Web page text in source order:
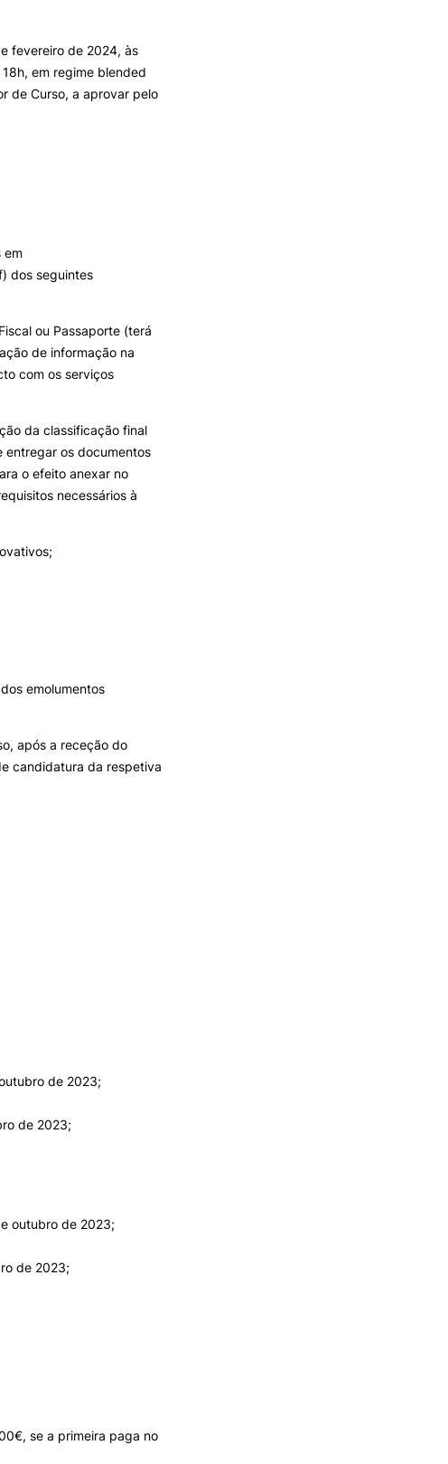
fevereiro de 2024, às
em regime blended
de Curso, a aprovar pelo
em
dos seguintes
ou Passaporte (terá
de informação na
com os serviços
da classificação final
entregar os documentos
o efeito anexar no
necessários à
emolumentos
após a receção do
candidatura da respetiva
de 2023;
de 2023;
outubro de 2023;
de 2023;
se a primeira paga no